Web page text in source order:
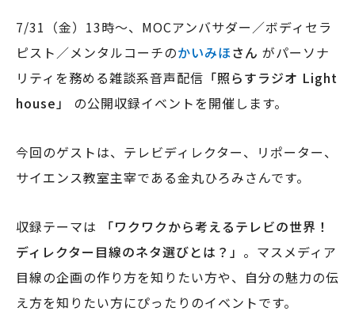
c
e
b
o
o
k
e
7/31（金）13時〜、MOCアンバサダー／ボディセラ
ピスト／メンタルコーチのかいみほさん がパーソナ
リティを務める雑談系音声配信 「照らすラジオ Light
house」
の公開収録イベントを開催します。
今回のゲストは、テレビディレクター、リポーター、
サイエンス教室主宰である金丸ひろみさんです。
収録テーマは
「ワクワクから考えるテレビの世界！
ディレクター目線のネタ選びとは？」 。マスメディア
目線の企画の作り方を知りたい方や、自分の魅力の伝
え方を知りたい方にぴったりのイベントです。